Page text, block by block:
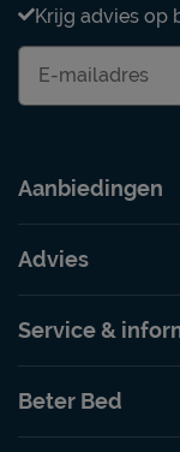
Krijg advies op
Aanbiedingen
Advies
Service &
Beter Bed